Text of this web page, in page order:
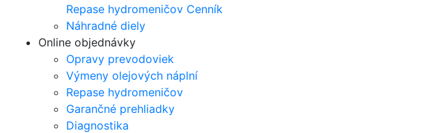
Repase hydromeničov Cenník
Náhradné diely
Online objednávky
Opravy prevodoviek
Výmeny olejových náplní
Repase hydromeničov
Garančné prehliadky
Diagnostika